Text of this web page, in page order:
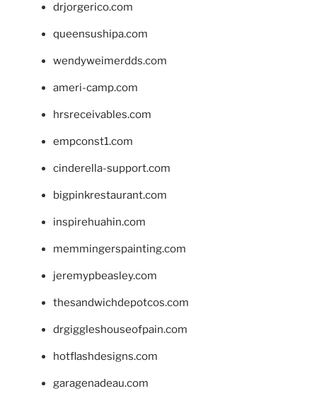
drjorgerico.com
queensushipa.com
wendyweimerdds.com
ameri-camp.com
hrsreceivables.com
empconst1.com
cinderella-support.com
bigpinkrestaurant.com
inspirehuahin.com
memmingerspainting.com
jeremypbeasley.com
thesandwichdepotcos.com
drgiggleshouseofpain.com
hotflashdesigns.com
garagenadeau.com